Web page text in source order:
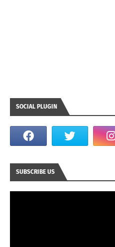
SOCIAL PLUGIN
SUBSCRIBE US